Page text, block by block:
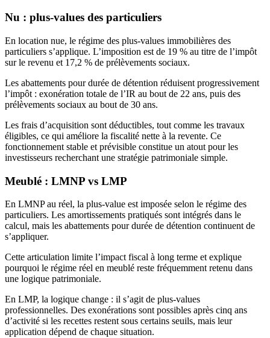
Nu : plus-values des particuliers
En location nue, le régime des plus-values immobilières des
particuliers s’applique. L’imposition est de 19 % au titre de l’impôt
sur le revenu et 17,2 % de prélèvements sociaux.
Les abattements pour durée de détention réduisent progressivement
l’impôt : exonération totale de l’IR au bout de 22 ans, puis des
prélèvements sociaux au bout de 30 ans.
Les frais d’acquisition sont déductibles, tout comme les travaux
éligibles, ce qui améliore la fiscalité nette à la revente. Ce
fonctionnement stable et prévisible constitue un atout pour les
investisseurs recherchant une stratégie patrimoniale simple.
Meublé : LMNP vs LMP
En LMNP au réel, la plus-value est imposée selon le régime des
particuliers. Les amortissements pratiqués sont intégrés dans le
calcul, mais les abattements pour durée de détention continuent de
s’appliquer.
Cette articulation limite l’impact fiscal à long terme et explique
pourquoi le régime réel en meublé reste fréquemment retenu dans
une logique patrimoniale.
En LMP, la logique change : il s’agit de plus-values
professionnelles. Des exonérations sont possibles après cinq ans
d’activité si les recettes restent sous certains seuils, mais leur
application dépend de chaque situation.